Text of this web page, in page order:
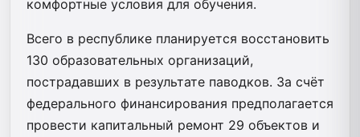
комфортные условия для обучения.
Всего в республике планируется восстановить
130 образовательных организаций,
пострадавших в результате паводков. За счёт
федерального финансирования предполагается
провести капитальный ремонт 29 объектов и